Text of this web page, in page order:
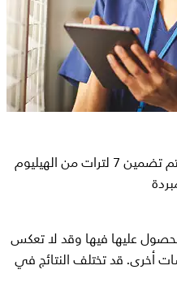
تشغيل خالي من الهيليوم. يتم تضمين 7 لترات من الهيليوم
عليها فيها وقد لا تعكس
أخرى. قد تختلف النتائج في